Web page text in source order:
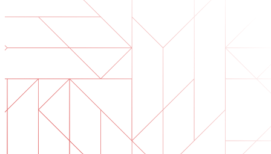
Vývoj AI software
AI nástroje na míru integrované do vašich procesů.
Od nápadu po spuštěný produkt — návrh, vývoj,
Technická due diligence
Posouzení kvality a identifikace rizik ve vašem software.
Podpora software
Průběžná údržba nebo záchrana projektu, který se